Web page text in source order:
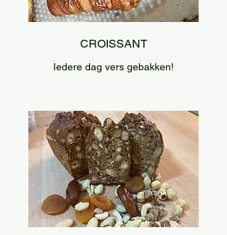
CROISSANT
Iedere dag vers gebakken!